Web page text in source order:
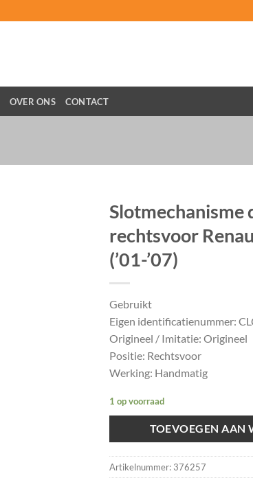
OVER ONS CONTACT
Slotmechanisme
rechtsvoor
(’01-’07)
Gebruikt
Eigen identificatienummer:
Origineel / Imitatie: Origineel
Positie: Rechtsvoor
Werking: Handmatig
1 op voorraad
TOEVOEGEN AAN
Artikelnummer: 376257